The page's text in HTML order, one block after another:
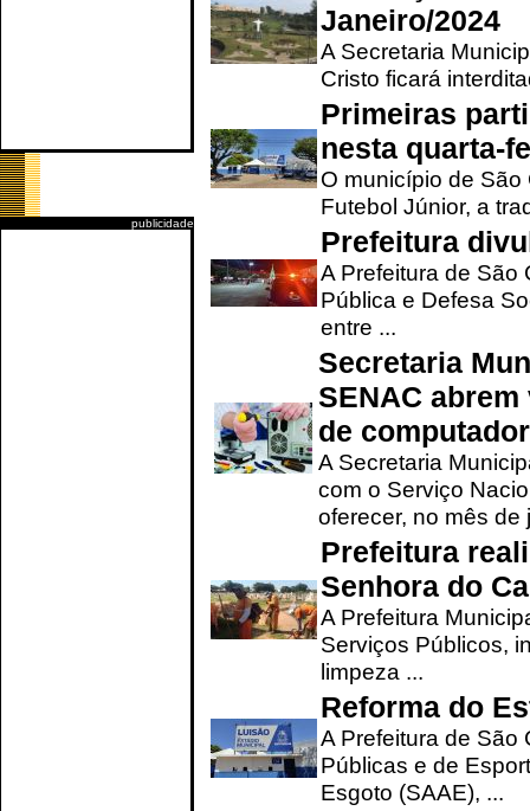
publicidade
Janeiro/2024
A Secretaria
Cristo ficará
Primeiras
nesta quarta-
O município de
Futebol Júnior, a
Prefeitura
A Prefeitura de São
Pública e Defesa
entre ...
Secretaria
SENAC
de
A Secretaria
com o Serviço
oferecer, no mês de
Prefeitura
Senhora do
A Prefeitura
Serviços Públicos,
limpeza ...
Reforma do
A Prefeitura de São
Públicas e de
Esgoto (SAAE), ...